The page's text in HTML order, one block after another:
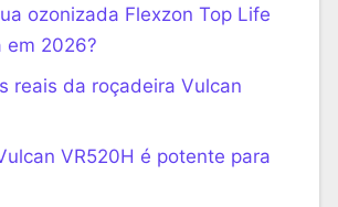
ozonizada Flexzon Top Life
em 2026?
reais da roçadeira Vulcan
VR520H é potente para